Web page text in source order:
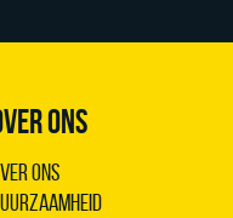
ONS
ons